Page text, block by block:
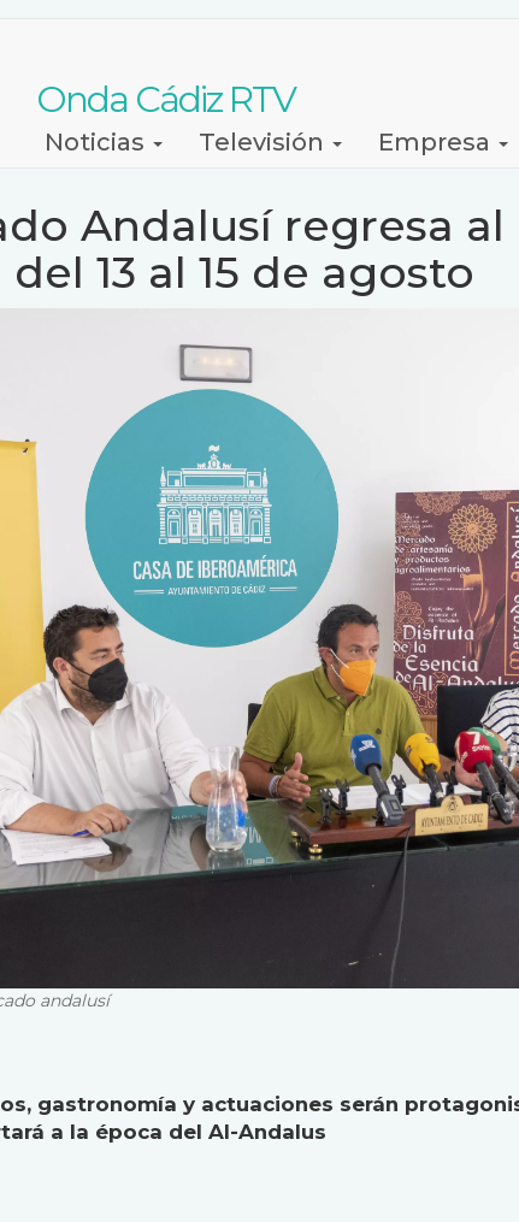
Onda Cádiz RTV
Noticias Televisión Empresa
Andalusí regresa al
13 al 15 de agosto
andalusí
gastronomía y actuaciones serán
a la época del Al-Andalus